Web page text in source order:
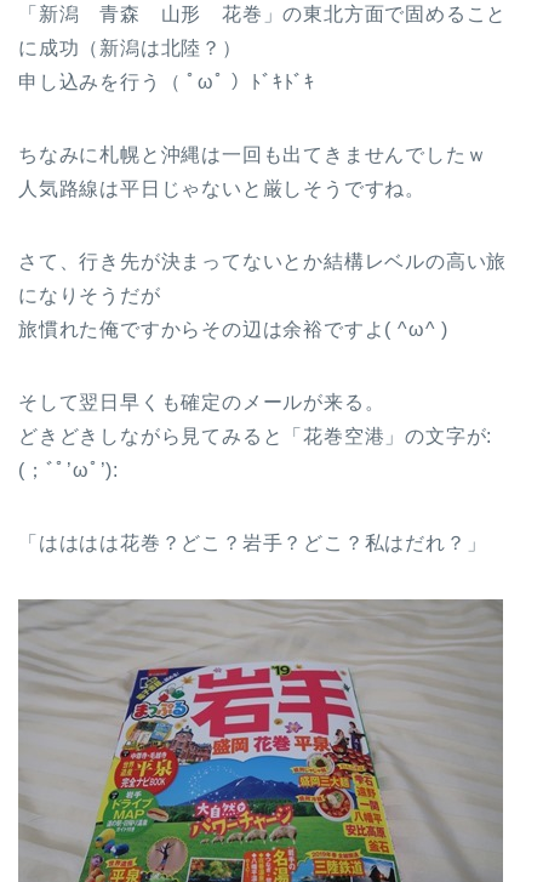
「新潟 青森 山形 花巻」の東北方面で固めること
に成功（新潟は北陸？）
申し込みを行う（ ﾟωﾟ ）ﾄﾞｷﾄﾞｷ
ちなみに札幌と沖縄は一回も出てきませんでしたｗ
人気路線は平日じゃないと厳しそうですね。
さて、行き先が決まってないとか結構レベルの高い旅
になりそうだが
旅慣れた俺ですからその辺は余裕ですよ( ^ω^ )
そして翌日早くも確定のメールが来る。
どきどきしながら見てみると「花巻空港」の文字が:
(；ﾞﾟ’ωﾟ’):
「はははは花巻？どこ？岩手？どこ？私はだれ？」